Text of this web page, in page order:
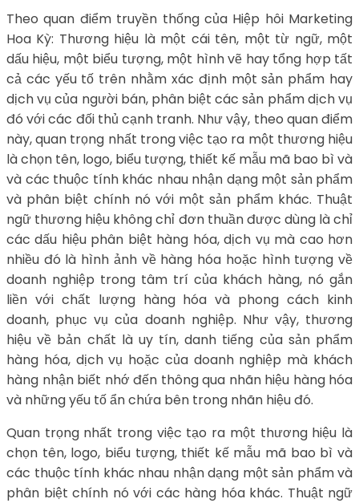
Theo quan điểm truyền thống của Hiệp hôi Marketing
Hoa Kỳ: Thương hiệu là một cái tên, một từ ngữ, một
dấu hiệu, một biểu tượng, một hình vẽ hay tổng hợp tất
cả các yếu tố trên nhằm xác định một sản phẩm hay
dịch vụ của người bán, phân biệt các sản phẩm dịch vụ
đó với các đối thủ cạnh tranh. Như vậy, theo quan điểm
này, quan trọng nhất trong việc tạo ra một thương hiệu
là chọn tên, logo, biểu tượng, thiết kế mẫu mã bao bì và
và các thuộc tính khác nhau nhận dạng một sản phẩm
và phân biệt chính nó với một sản phẩm khác. Thuật
ngữ thương hiệu không chỉ đơn thuần được dùng là chỉ
các dấu hiệu phân biệt hàng hóa, dịch vụ mà cao hơn
nhiều đó là hình ảnh về hàng hóa hoặc hình tượng về
doanh nghiệp trong tâm trí của khách hàng, nó gắn
liền với chất lượng hàng hóa và phong cách kinh
doanh, phục vụ của doanh nghiệp. Như vậy, thương
hiệu về bản chất là uy tín, danh tiếng của sản phẩm
hàng hóa, dịch vụ hoặc của doanh nghiệp mà khách
hàng nhận biết nhớ đến thông qua nhãn hiệu hàng hóa
và những yếu tố ẩn chứa bên trong nhãn hiệu đó.
Quan trọng nhất trong việc tạo ra một thương hiệu là
chọn tên, logo, biểu tượng, thiết kế mẫu mã bao bì và
các thuộc tính khác nhau nhận dạng một sản phẩm và
phân biệt chính nó với các hàng hóa khác. Thuật ngữ